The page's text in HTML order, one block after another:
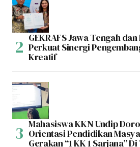
GEKRAFS Jawa Tengah
Perkuat Sinergi
Kreatif
Mahasiswa KKN Undip
Orientasi Pendidikan
Gerakan “1 KK 1 Sarjana”